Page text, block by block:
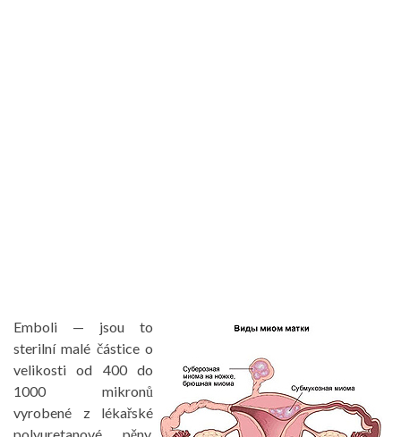
Emboli — jsou to
sterilní malé částice o
velikosti od 400 do
1000 mikronů
vyrobené z lékařské